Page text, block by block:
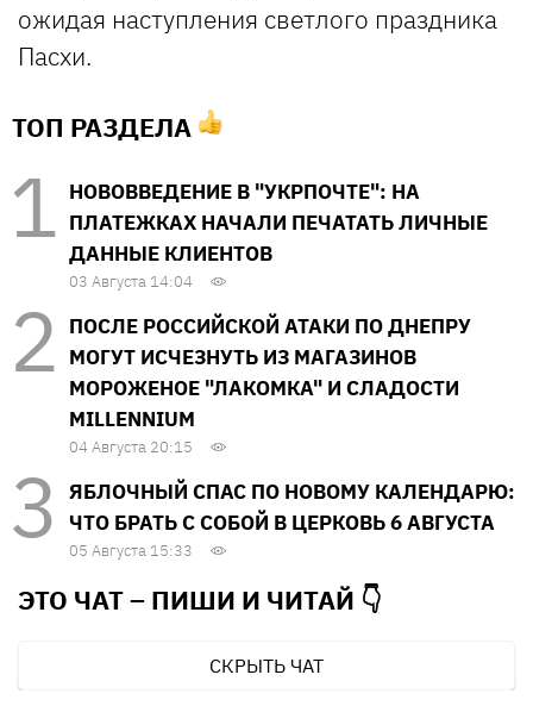
ожидая наступления светлого праздника
Пасхи.
ТОП РАЗДЕЛА
НОВОВВЕДЕНИЕ В "УКРПОЧТЕ": НА
ПЛАТЕЖКАХ НАЧАЛИ ПЕЧАТАТЬ ЛИЧНЫЕ
ДАННЫЕ КЛИЕНТОВ
03 Августа 14:04
ПОСЛЕ РОССИЙСКОЙ АТАКИ ПО ДНЕПРУ
МОГУТ ИСЧЕЗНУТЬ ИЗ МАГАЗИНОВ
МОРОЖЕНОЕ "ЛАКОМКА" И СЛАДОСТИ
MILLENNIUM
04 Августа 20:15
ЯБЛОЧНЫЙ СПАС ПО НОВОМУ КАЛЕНДАРЮ:
ЧТО БРАТЬ С СОБОЙ В ЦЕРКОВЬ 6 АВГУСТА
05 Августа 15:33
ЭТО ЧАТ – ПИШИ И ЧИТАЙ 👇
СКРЫТЬ ЧАТ